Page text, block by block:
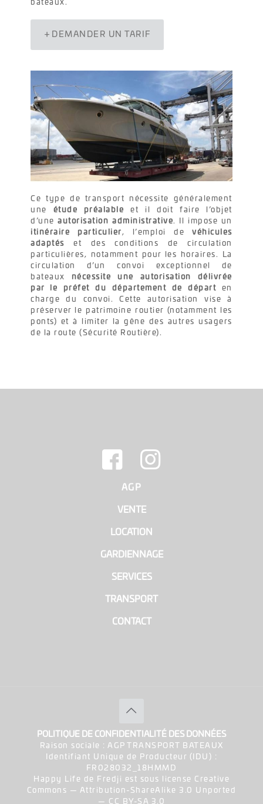
bateaux.
DEMANDER UN TARIF
Ce type de transport nécessite généralement
une étude préalable
et il doit faire l’objet
d’uneautorisation administrative. Il impose un
itinéraire particulier, l’emploi devéhicules
adaptés et des conditions de circulation
particulières, notamment pour les horaires. La
circulation d’un convoi exceptionnel de
bateaux
nécessite une autorisation délivrée
par le préfet du département de départ en
charge du convoi. Cette autorisation vise à
préserver le patrimoine routier (notamment les
ponts) et à limiter la gêne des autres usagers
de la route (Sécurité Routière).
AGP
VENTE
LOCATION
GARDIENNAGE
SERVICES
TRANSPORT
CONTACT
POLITIQUE DE CONFIDENTIALITÉ DES DONNÉES
Raison sociale : AGP TRANSPORT BATEAUX
Identifiant Unique de Producteur (IDU) :
FR028032_18HMMD
Happy Life de Fredji est sous license Creative
Commons — Attribution-ShareAlike 3.0 Unported
— CC BY-SA 3.0